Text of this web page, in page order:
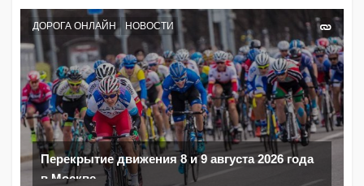
ДОРОГА ОНЛАЙН НОВОСТИ
Перекрытие движения 8 и 9 августа 2026 года
в Москве